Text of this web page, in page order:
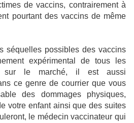
de vaccins, contrairement à
pourtant des vaccins de même
séquelles possibles des vaccins
expérimental de tous les
sur le marché, il est aussi
ce genre de courrier que vous
des dommages physiques,
votre enfant ainsi que des suites
le médecin vaccinateur qui